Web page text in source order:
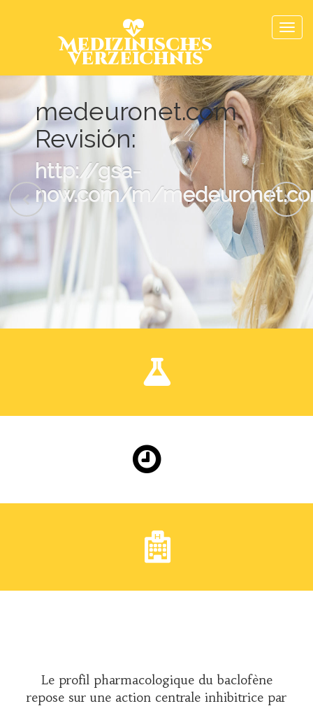
Medizinisches
Verzeichnis
medeuronet.com
Revisión:
http://gsa-
now.com/m/
Le profil pharmacologique du baclofène
repose sur une action centrale inhibitrice par